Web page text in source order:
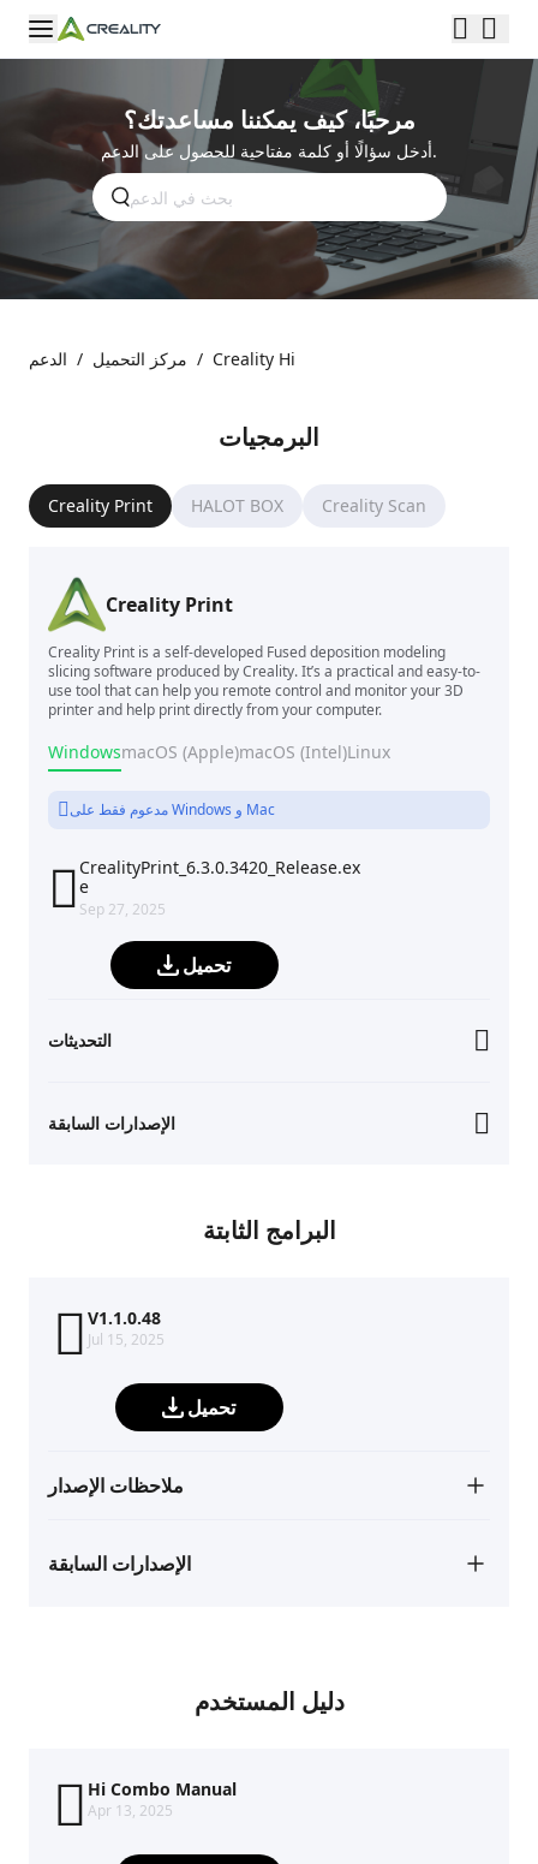
مرحبًا، كيف يمكننا مساعدتك؟
أدخل سؤالًا أو كلمة مفتاحية للحصول على الدعم.
الدعم / مركز التحميل / Creality Hi
البرمجيات
Creality Print HALOT BOX Creality Scan
Creality Print
Creality Print is a self-developed Fused deposition modeling
slicing software produced by Creality. It’s a practical and easy-to-
use tool that can help you remote control and monitor your 3D
printer and help print directly from your computer.
WindowsmacOS (Apple)macOS (Intel)Linux
مدعوم فقط على Windows و Mac
 CrealityPrint_6.3.0.3420_Release.ex
e
Sep 27, 2025
تحميل
التحديثات
الإصدارات السابقة
البرامج الثابتة
V1.1.0.48
Jul 15, 2025
تحميل
ملاحظات الإصدار
الإصدارات السابقة
دليل المستخدم
Hi Combo Manual
Apr 13, 2025